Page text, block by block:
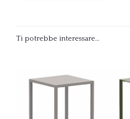
Ti potrebbe interessare…